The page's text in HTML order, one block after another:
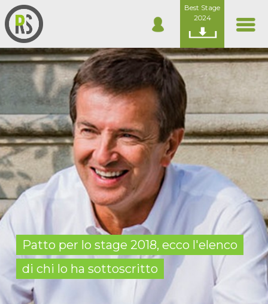
Best Stage
2024
Patto per lo stage 2018, ecco l'elenco
di chi lo ha sottoscritto